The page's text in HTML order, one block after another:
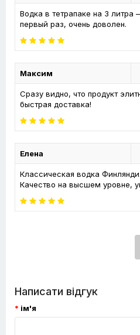
Водка в тетрапаке на 3 литра
первый раз, очень доволен.
Максим
Сразу видно, что продукт
быстрая доставка!
Елена
Классическая водка
Качество на высшем уровне,
Написати відгук
ім'я